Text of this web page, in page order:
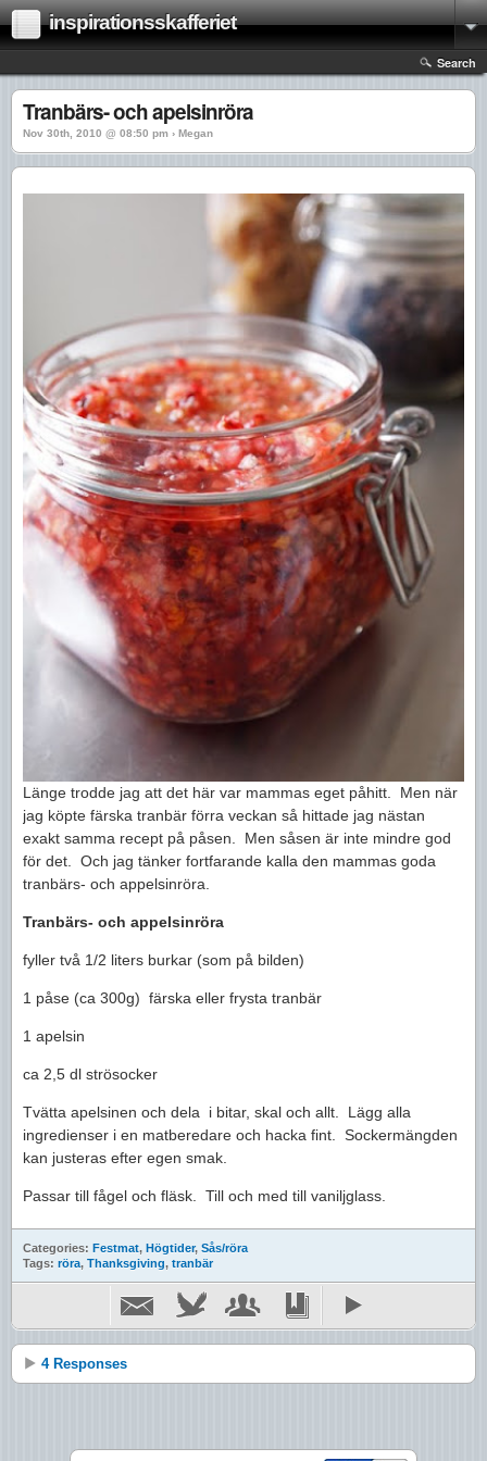
inspirationsskafferiet
Search
Tranbärs- och apelsinröra
Nov 30th, 2010 @ 08:50 pm › Megan
Länge trodde jag att det här var mammas eget påhitt. Men när
jag köpte färska tranbär förra veckan så hittade jag nästan
exakt samma recept på påsen. Men såsen är inte mindre god
för det. Och jag tänker fortfarande kalla den mammas goda
tranbärs- och appelsinröra.
Tranbärs- och appelsinröra
fyller två 1/2 liters burkar (som på bilden)
1 påse (ca 300g) färska eller frysta tranbär
1 apelsin
ca 2,5 dl strösocker
Tvätta apelsinen och dela i bitar, skal och allt. Lägg alla
ingredienser i en matberedare och hacka fint. Sockermängden
kan justeras efter egen smak.
Passar till fågel och fläsk. Till och med till vaniljglass.
Categories: Festmat, Högtider, Sås/röra
Tags: röra, Thanksgiving, tranbär
4 Responses